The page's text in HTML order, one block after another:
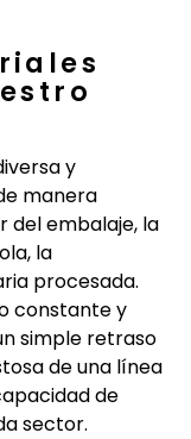
y
manera
del embalaje, la
la
procesada.
constante y
simple retraso
de una línea
de
sector.